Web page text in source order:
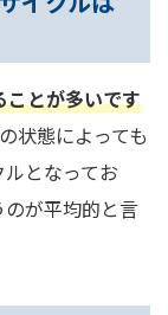
ことが多いです
状態によっても
となってお
が平均的と言